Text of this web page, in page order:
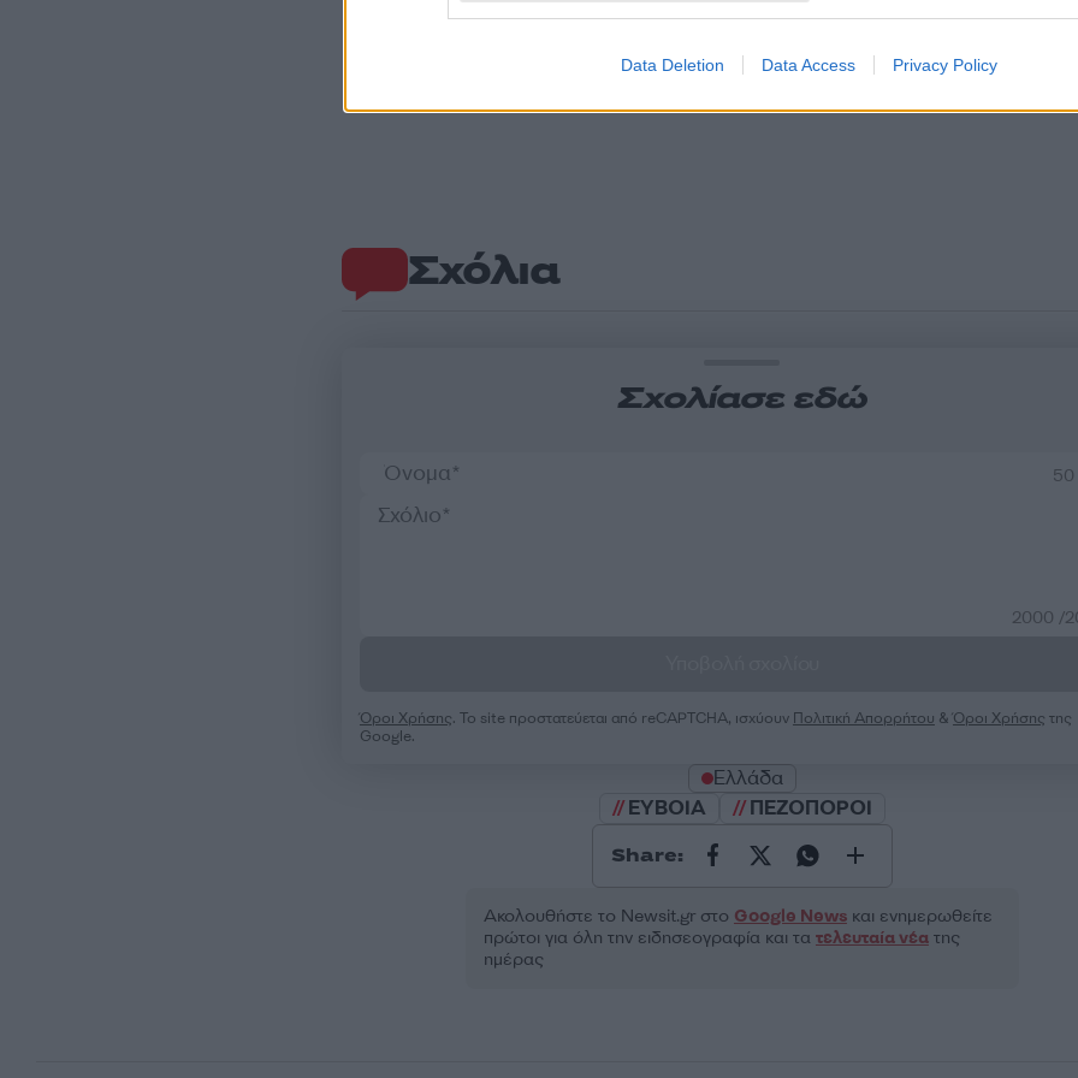
Data Deletion Data Access Privacy Policy
Σχόλια
Σχολίασε εδώ
2000 /
Όροι Χρήσης. Το site προστατεύεται από reCAPTCHA, ισχύουν Πολιτική Απορρήτου &Όροι Χρήσης της
Google.
Ελλάδα
ΕΥΒΟΙΑ
ΠΕΖΟΠΟΡΟΙ
Share:
Ακολουθήστε το Νewsit.gr στο Google Newsκαι ενημερωθείτε
πρώτοι για όλη την ειδησεογραφία και τα τελευταία νέατης
ημέρας